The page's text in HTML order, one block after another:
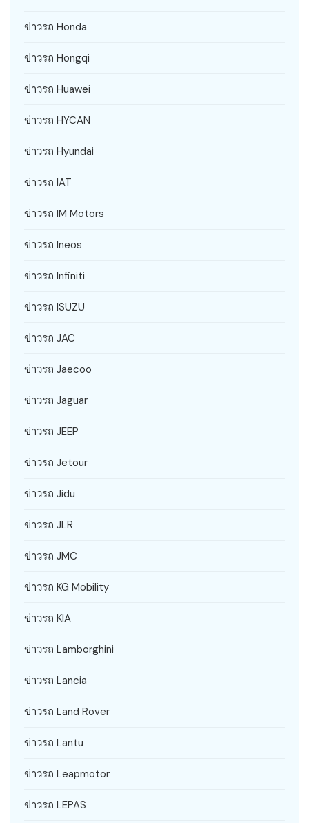
ข่าวรถ Honda
ข่าวรถ Hongqi
ข่าวรถ Huawei
ข่าวรถ HYCAN
ข่าวรถ Hyundai
ข่าวรถ IAT
ข่าวรถ IM Motors
ข่าวรถ Ineos
ข่าวรถ Infiniti
ข่าวรถ ISUZU
ข่าวรถ JAC
ข่าวรถ Jaecoo
ข่าวรถ Jaguar
ข่าวรถ JEEP
ข่าวรถ Jetour
ข่าวรถ Jidu
ข่าวรถ JLR
ข่าวรถ JMC
ข่าวรถ KG Mobility
ข่าวรถ KIA
ข่าวรถ Lamborghini
ข่าวรถ Lancia
ข่าวรถ Land Rover
ข่าวรถ Lantu
ข่าวรถ Leapmotor
ข่าวรถ LEPAS